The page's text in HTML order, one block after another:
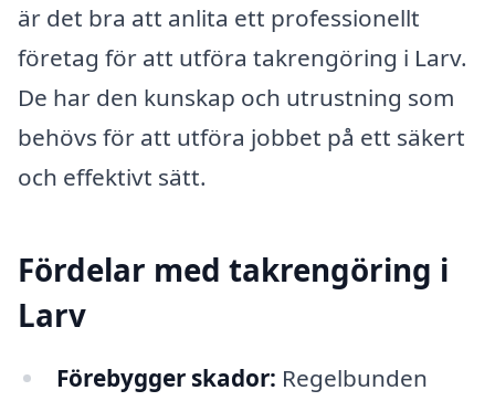
är det bra att anlita ett professionellt
företag för att utföra takrengöring i Larv.
De har den kunskap och utrustning som
behövs för att utföra jobbet på ett säkert
och effektivt sätt.
Fördelar med takrengöring i
Larv
Förebygger skador: Regelbunden